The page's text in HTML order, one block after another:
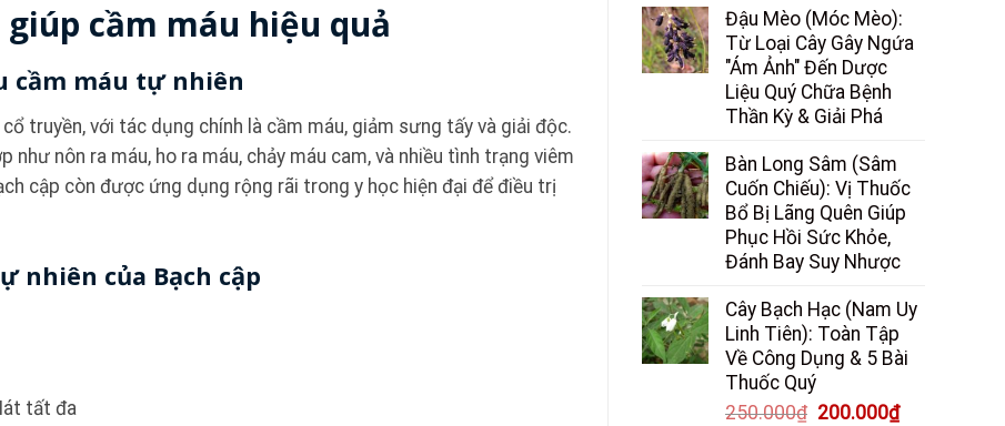
là:
80.000₫.
tại
là:
65.000₫.
Đậu Mèo (Móc Mèo):
Từ Loại Cây Gây Ngứa
"Ám Ảnh" Đến Dược
Liệu Quý Chữa Bệnh
Thần Kỳ & Giải Phá
Bàn Long Sâm (Sâm
Cuốn Chiếu): Vị Thuốc
Bổ Bị Lãng Quên Giúp
Phục Hồi Sức Khỏe,
Đánh Bay Suy Nhược
Cây Bạch Hạc (Nam Uy
Linh Tiên): Toàn Tập
Về Công Dụng & 5 Bài
Thuốc Quý
250.000₫ Giá
200.000₫Giá
cầm máu hiệu quả
cầm máu tự nhiên
truyền, với tác dụng chính là cầm máu, giảm sưng tấy và giải độc.
nôn ra máu, ho ra máu, chảy máu cam, và nhiều tình trạng viêm
cập còn được ứng dụng rộng rãi trong y học hiện đại để điều trị
nhiên của Bạch cập
tất đa